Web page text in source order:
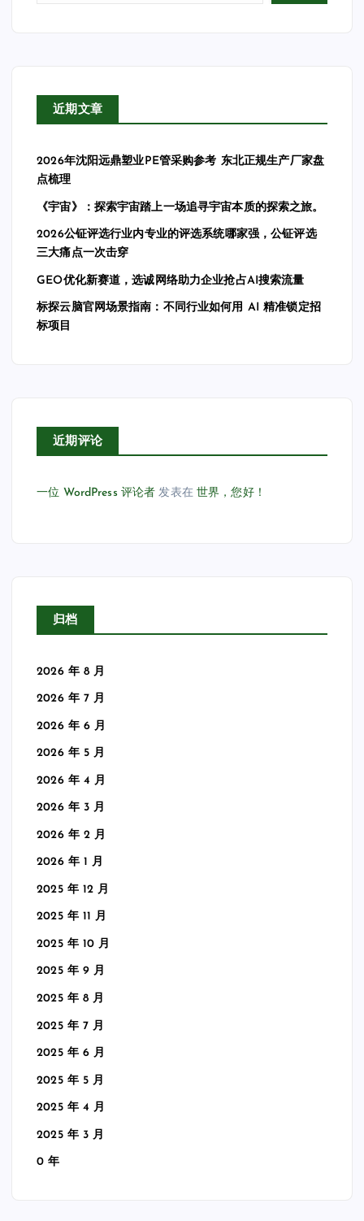
近期文章
2026年沈阳远鼎塑业PE管采购参考 东北正规生产厂家盘
点梳理
《宇宙》：探索宇宙踏上一场追寻宇宙本质的探索之旅。
2026公钲评选行业内专业的评选系统哪家强，公钲评选
三大痛点一次击穿
GEO优化新赛道，选诚网络助力企业抢占AI搜索流量
标探云脑官网场景指南：不同行业如何用 AI 精准锁定招
标项目
近期评论
一位 WordPress 评论者 发表在世界，您好！
归档
2026 年 8 月
2026 年 7 月
2026 年 6 月
2026 年 5 月
2026 年 4 月
2026 年 3 月
2026 年 2 月
2026 年 1 月
2025 年 12 月
2025 年 11 月
2025 年 10 月
2025 年 9 月
2025 年 8 月
2025 年 7 月
2025 年 6 月
2025 年 5 月
2025 年 4 月
2025 年 3 月
0 年